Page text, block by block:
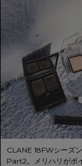
CLANE 18FWシーズ
Part2。メリハリがポ